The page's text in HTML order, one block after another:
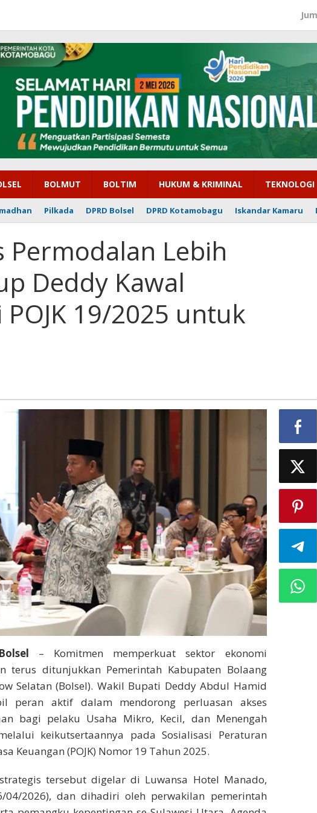
BOLMUT BOLTIM HUKUM & KRIMINAL TEKNOLOGI
Pilkada DPRD Bolsel DPRD Kotamobagu Iskandar Kamaru
Permodalan Lebih
Deddy Kawal
19/2025 untuk
– Komitmen memperkuat sektor ekonomi
terus ditunjukkan Pemerintah Kabupaten Bolaang
Selatan (Bolsel). Wakil Bupati Deddy Abdul Hamid
peran aktif dalam mendorong perluasan akses
bagi pelaku Usaha Mikro, Kecil, dan Menengah
keikutsertaannya pada Sosialisasi Peraturan
Keuangan (POJK) Nomor 19 Tahun 2025.
tersebut digelar di Luwansa Hotel Manado,
04/2026), dan dihadiri oleh perwakilan pemerintah